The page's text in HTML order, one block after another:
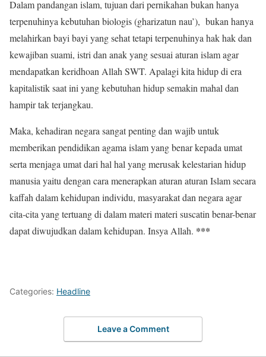
Dalam pandangan islam, tujuan dari pernikahan bukan hanya
terpenuhinya kebutuhan biologis (gharizatun nau’), bukan hanya
melahirkan bayi bayi yang sehat tetapi terpenuhinya hak hak dan
kewajiban suami, istri dan anak yang sesuai aturan islam agar
mendapatkan keridhoan Allah SWT. Apalagi kita hidup di era
kapitalistik saat ini yang kebutuhan hidup semakin mahal dan
hampir tak terjangkau.
Maka, kehadiran negara sangat penting dan wajib untuk
memberikan pendidikan agama islam yang benar kepada umat
serta menjaga umat dari hal hal yang merusak kelestarian hidup
manusia yaitu dengan cara menerapkan aturan aturan Islam secara
kaffah dalam kehidupan individu, masyarakat dan negara agar
cita-cita yang tertuang di dalam materi materi suscatin benar-benar
dapat diwujudkan dalam kehidupan. Insya Allah. ***
Categories: Headline
Leave a Comment